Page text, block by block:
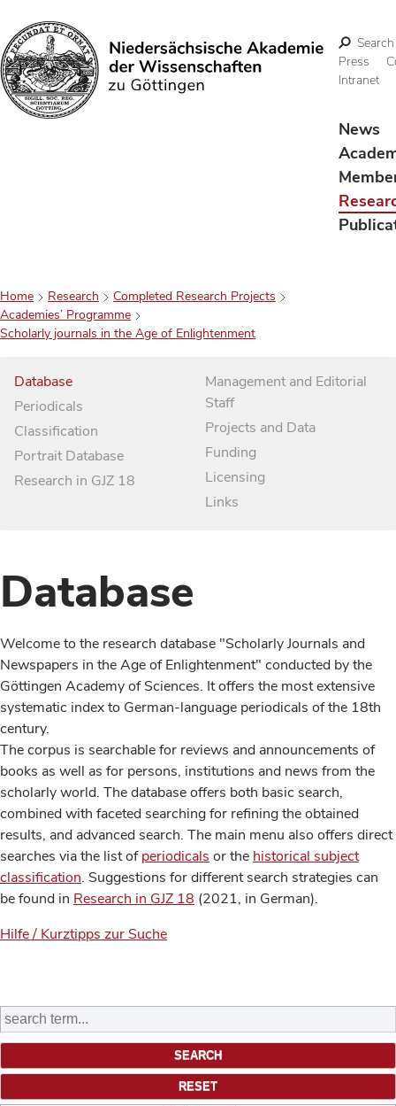
Search
Search
Press
Intranet
News
Home Research
Completed Research Projects
Academies’ Programme
Scholarly journals in the Age of Enlightenment
Database
Periodicals
Classification
Portrait Database
Research in GJZ 18
Management and Editorial
Staff
Projects and Data
Funding
Licensing
Links
Database
Welcome to the research database "Scholarly Journals and
Newspapers in the Age of Enlightenment" conducted by the
Göttingen Academy of Sciences. It offers the most extensive
systematic index to German-language periodicals of the 18th
century.
The corpus is searchable for reviews and announcements of
books as well as for persons, institutions and news from the
scholarly world. The database offers both basic search,
combined with faceted searching for refining the obtained
results, and advanced search. The main menu also offers direct
searches via the list ofperiodicals or the historical subject
classification. Suggestions for different search strategies can
be found in Research in GJZ 18 (2021, in German).
Hilfe / Kurztipps zur Suche